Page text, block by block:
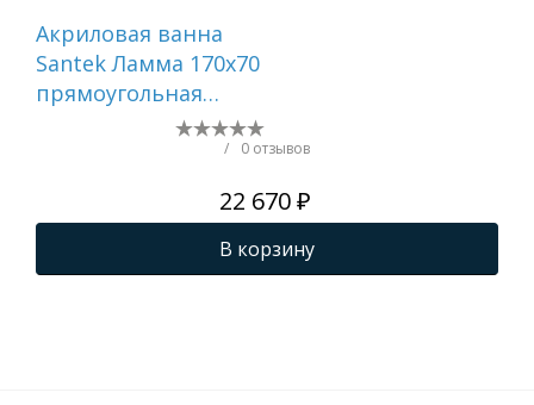
Акриловая ванна
Santek Ламма 170х70
прямоугольная
/ 0 отзывов
22 670 ₽
В корзину